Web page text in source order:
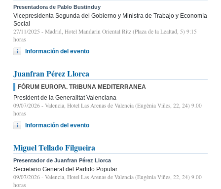
Presentadora de Pablo Bustinduy
Vicepresidenta Segunda del Gobierno y Ministra de Trabajo y Economía
Social
27/11/2025 - Madrid, Hotel Mandarin Oriental Ritz (Plaza de la Lealtad, 5) 9:15
horas
Información del evento
Juanfran Pérez Llorca
FÓRUM EUROPA. TRIBUNA MEDITERRANEA
President de la Generalitat Valenciana
09/07/2026 - Valencia, Hotel Las Arenas de Valencia (Eugènia Viñes, 22, 24) 9.00
horas
Información del evento
Miguel Tellado Filgueira
Presentador de Juanfran Pérez Llorca
Secretario General del Partido Popular
09/07/2026 - Valencia, Hotel Las Arenas de Valencia (Eugènia Viñes, 22, 24) 9.00
horas